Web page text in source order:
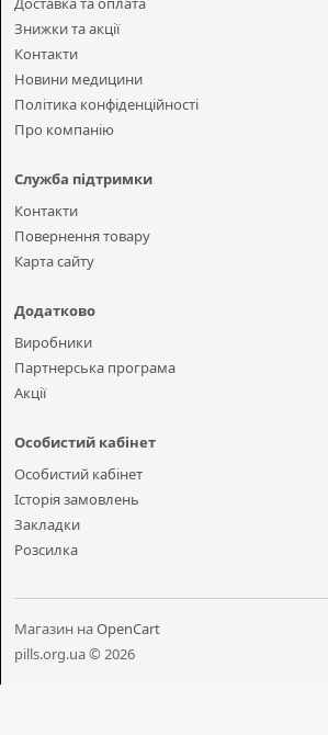
Знижки та акції
Контакти
Новини медицини
Політика конфіденційності
Про компанію
Служба підтримки
Контакти
Повернення товару
Карта сайту
Додатково
Виробники
Партнерська програма
Акції
Особистий кабінет
Особистий кабінет
Історія замовлень
Закладки
Розсилка
Магазин наOpenCart
pills.org.ua © 2026